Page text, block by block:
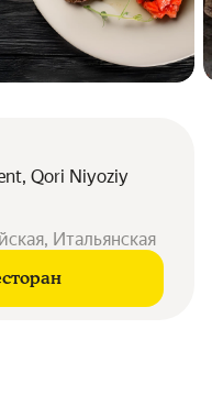
Qori Niyoziy
Итальянская